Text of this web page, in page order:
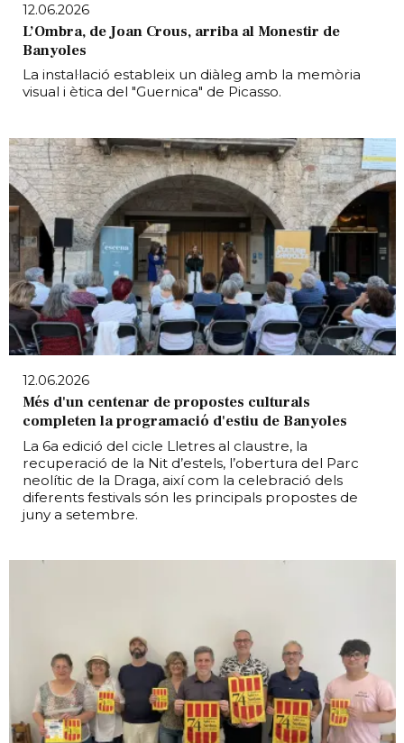
12.06.2026
L’Ombra, de Joan Crous, arriba al Monestir de
Banyoles
La instal·lació estableix un diàleg amb la memòria
visual i ètica del "Guernica" de Picasso.
12.06.2026
Més d'un centenar de propostes culturals
completen la programació d'estiu de Banyoles
La 6a edició del cicle Lletres al claustre, la
recuperació de la Nit d’estels, l’obertura del Parc
neolític de la Draga, així com la celebració dels
diferents festivals són les principals propostes de
juny a setembre.